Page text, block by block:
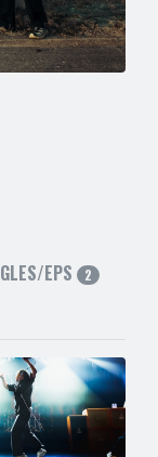
EPS 2